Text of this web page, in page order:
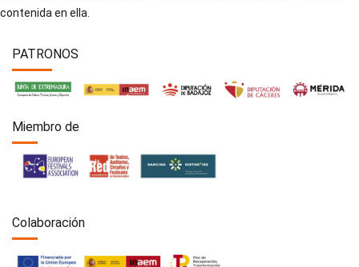
contenida en ella.
PATRONOS
Miembro de
Colaboración